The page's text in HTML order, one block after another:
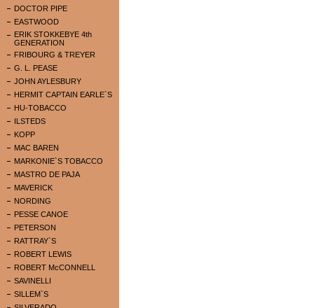
DOCTOR PIPE
EASTWOOD
ERIK STOKKEBYE 4th
GENERATION
FRIBOURG & TREYER
G. L. PEASE
JOHN AYLESBURY
HERMIT CAPTAIN EARLE`S
HU-TOBACCO
ILSTEDS
KOPP
MAC BAREN
MARKONIE`S TOBACCO
MASTRO DE PAJA
MAVERICK
NORDING
PESSE CANOE
PETERSON
RATTRAY`S
ROBERT LEWIS
ROBERT McCONNELL
SAVINELLI
SILLEM`S